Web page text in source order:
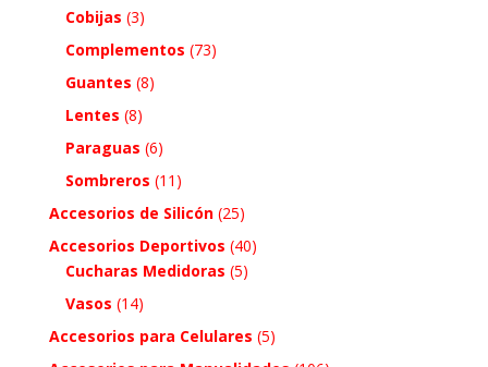
Cobijas (3)
Complementos (73)
Guantes (8)
Lentes (8)
Paraguas (6)
Sombreros (11)
Accesorios de Silicón (25)
Accesorios Deportivos (40)
Cucharas Medidoras (5)
Vasos (14)
Accesorios para Celulares (5)